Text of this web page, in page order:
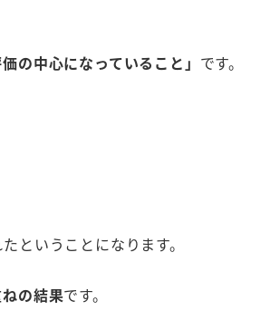
の中心になっていること」 です。
ということになります。
の結果です。